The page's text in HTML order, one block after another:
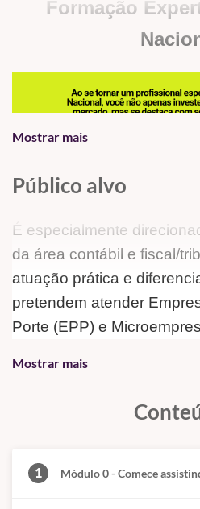
Formação
Mostrar mais
Público alvo
É especialmente
da área contábil e fiscal/
atuação prática e
pretendem atender
Porte (EPP) e
tributários, com foco em
planejamento tributário.
Mostrar mais
1 Módulo 0 - Comece